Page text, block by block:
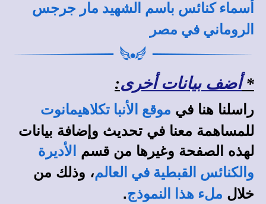
أسماء كنائس باسم الشهيد مار جرجس
الروماني في مصر
*أضف بيانات أخرى:
راسلنا هنا في موقع الأنبا تكلاهيمانوت
للمساهمة معنا في تحديث وإضافة بيانات
لهذه الصفحة وغيرها من قسم
الأديرة
والكنائس القبطية في العالم، وذلك من
خلال ملء هذا النموذج.